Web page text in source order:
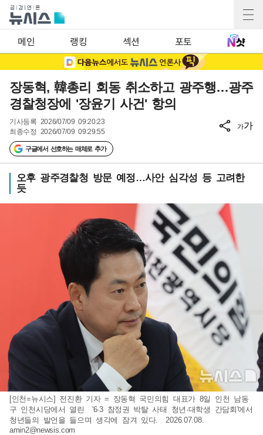
메인 랭킹 섹션 포토
장동혁, 韓총리 회동 취소하고 광주행…광주
경찰청장에 '장윤기 사건' 항의
기사등록 2026/07/09 09:20:23
최종수정 2026/07/09 09:29:55
구글에서 선호하는 매체로 추가
가가
오후 광주경찰청 방문 예정…사안 심각성 등 고려한
듯
[인천=뉴시스] 전진환 기자 = 장동혁 국민의힘 대표가 8일 인천 남동
구 인천시당에서 열린 '6·3 참정권 박탈 사태 청년·대학생 간담회'에서
청년들의 발언을 들으며 생각에 잠겨 있다. 2026.07.08.
amin2@newsis.com